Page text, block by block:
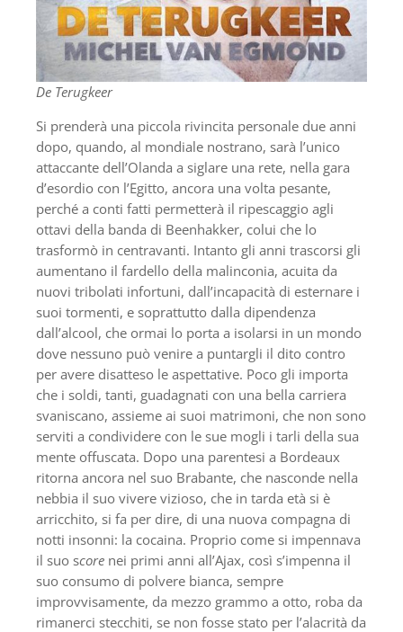
De Terugkeer
Si prenderà una piccola rivincita personale due anni
dopo, quando, al mondiale nostrano, sarà l’unico
attaccante dell’Olanda a siglare una rete, nella gara
d’esordio con l’Egitto, ancora una volta pesante,
perché a conti fatti permetterà il ripescaggio agli
ottavi della banda di Beenhakker, colui che lo
trasformò in centravanti. Intanto gli anni trascorsi gli
aumentano il fardello della malinconia, acuita da
nuovi tribolati infortuni, dall’incapacità di esternare i
suoi tormenti, e soprattutto dalla dipendenza
dall’alcool, che ormai lo porta a isolarsi in un mondo
dove nessuno può venire a puntargli il dito contro
per avere disatteso le aspettative. Poco gli importa
che i soldi, tanti, guadagnati con una bella carriera
svaniscano, assieme ai suoi matrimoni, che non sono
serviti a condividere con le sue mogli i tarli della sua
mente offuscata. Dopo una parentesi a Bordeaux
ritorna ancora nel suo Brabante, che nasconde nella
nebbia il suo vivere vizioso, che in tarda età si è
arricchito, si fa per dire, di una nuova compagna di
notti insonni: la cocaina. Proprio come si impennava
il suo score nei primi anni all’Ajax, così s’impenna il
suo consumo di polvere bianca, sempre
improvvisamente, da mezzo grammo a otto, roba da
rimanerci stecchiti, se non fosse stato per l’alacrità da